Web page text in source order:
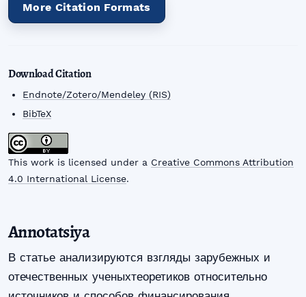
More Citation Formats
Download Citation
Endnote/Zotero/Mendeley (RIS)
BibTeX
This work is licensed under a Creative Commons Attribution
4.0 International License.
Annotatsiya
В статье анализируются взгляды зарубежных и
отечественных ученыхтеоретиков относительно